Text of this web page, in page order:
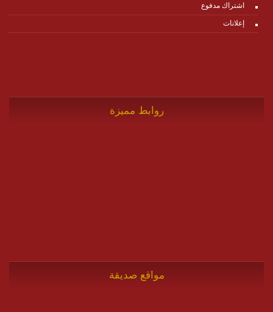
اشتراك مدفوع
إعلانات
روابط مميزة
مواقع صديقة